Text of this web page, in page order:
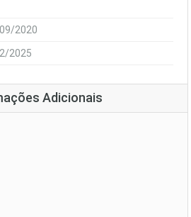
2020
2025
Adicionais